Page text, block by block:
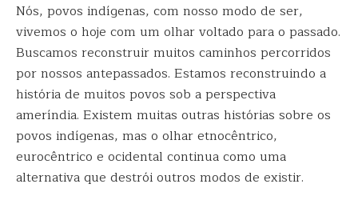
Nós, povos indígenas, com nosso modo de ser,
vivemos o hoje com um olhar voltado para o passado.
Buscamos reconstruir muitos caminhos percorridos
por nossos antepassados. Estamos reconstruindo a
história de muitos povos sob a perspectiva
ameríndia. Existem muitas outras histórias sobre os
povos indígenas, mas o olhar etnocêntrico,
eurocêntrico e ocidental continua como uma
alternativa que destrói outros modos de existir.